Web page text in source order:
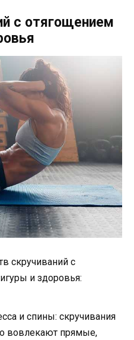
с отягощением
скручиваний с
и здоровья:
и спины: скручивания
вовлекают прямые,